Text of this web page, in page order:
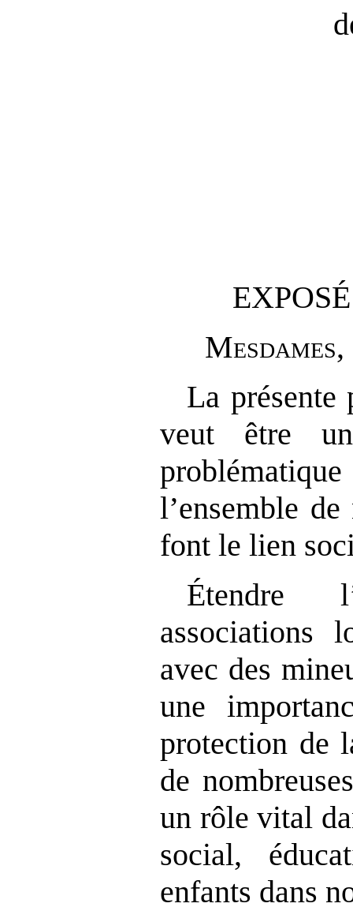
Mesdames
La présente
veut être
l’ensemble
font le lien
Étendre
associations
avec des
une
protection de
de
un rôle vital
social,
enfants dans